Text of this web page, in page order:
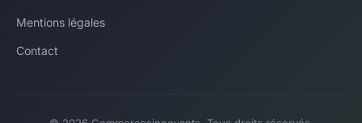
Mentions légales
Contact